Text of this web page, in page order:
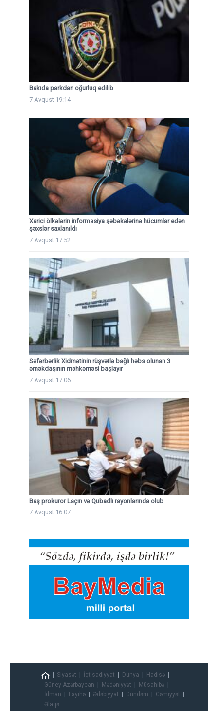
Bakıda parkdan oğurluq edilib
7 Avqust 19:14
Xarici ölkələrin informasiya şəbəkələrinə hücumlar edən
şəxslər saxlanıldı
7 Avqust 17:52
Səfərbərlik Xidmətinin rüşvətlə bağlı həbs olunan 3
əməkdaşının məhkəməsi başlayır
7 Avqust 17:06
Baş prokuror Laçın və Qubadlı rayonlarında olub
7 Avqust 16:07
Siyasət İqtisadiyyat Dünya
Hadisə
Güney Azərbaycan
Mədəniyyət
Müsahibə
İdman
Layihə Ədəbiyyat Gündəm
Cəmiyyət
Əlaqə